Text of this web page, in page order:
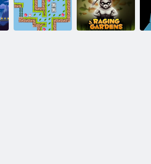
Bubble Shooter
velikonoční
zajíček
Super
mimozemský
zajíček